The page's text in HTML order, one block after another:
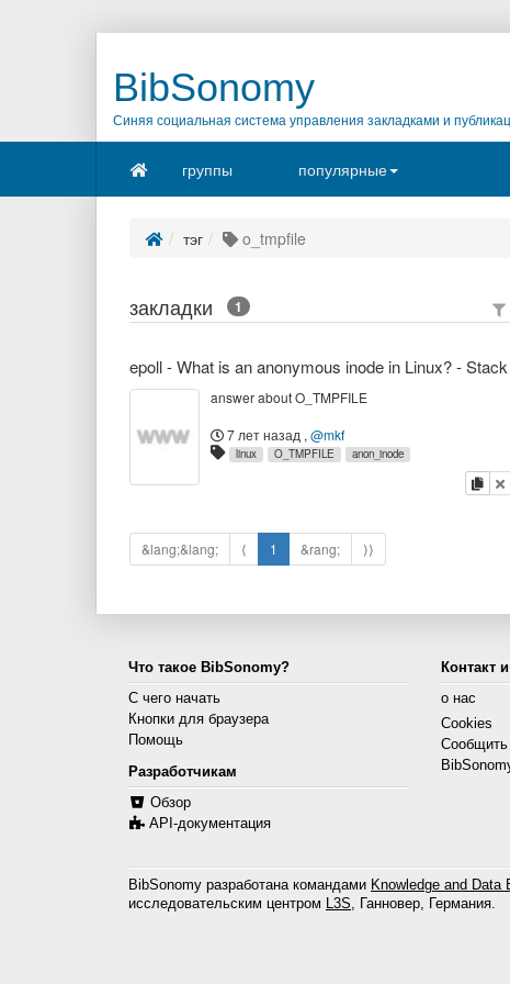
BibSonomy
Синяя социальная система управления закладками и
группы популярные
тэг o_tmpfile
закладки 1
answer about O_TMPFILE
7 лет назад , @mkf
linux O_TMPFILE anon_inode
&lang;&lang; ⟨ 1 &rang; ⟩⟩
Что такое BibSonomy?
С чего начать
Кнопки для браузера
Помощь
Разработчикам
Обзор
API-документация
Контакт
о нас
Cookies
Сообщить
BibSonomy разработана командами Knowledge and Data
исследовательским центром L3S, Ганновер, Германия.